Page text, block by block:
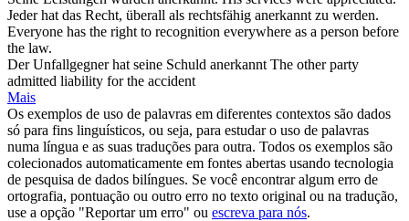
Jeder hat das Recht, überall als rechtsfähig anerkannt zu werden.
Everyone has the right to recognition everywhere as a person before
the law.
Der Unfallgegner hat seine Schuld anerkannt The other party
admitted liability for the accident
Mais
Os exemplos de uso de palavras em diferentes contextos são dados
só para fins linguísticos, ou seja, para estudar o uso de palavras
numa língua e as suas traduções para outra. Todos os exemplos são
colecionados automaticamente em fontes abertas usando tecnologia
de pesquisa de dados bilíngues. Se você encontrar algum erro de
ortografia, pontuação ou outro erro no texto original ou na tradução,
use a opção "Reportar um erro" ou escreva para nós.